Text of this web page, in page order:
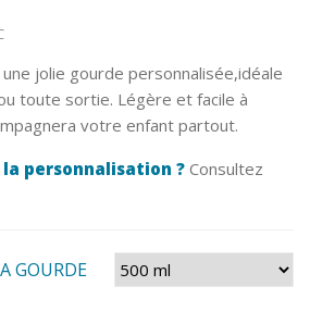
jolie gourde personnalisée,idéale
toute sortie. Légère et facile à
votre enfant partout.
personnalisation ? Consultez
GOURDE